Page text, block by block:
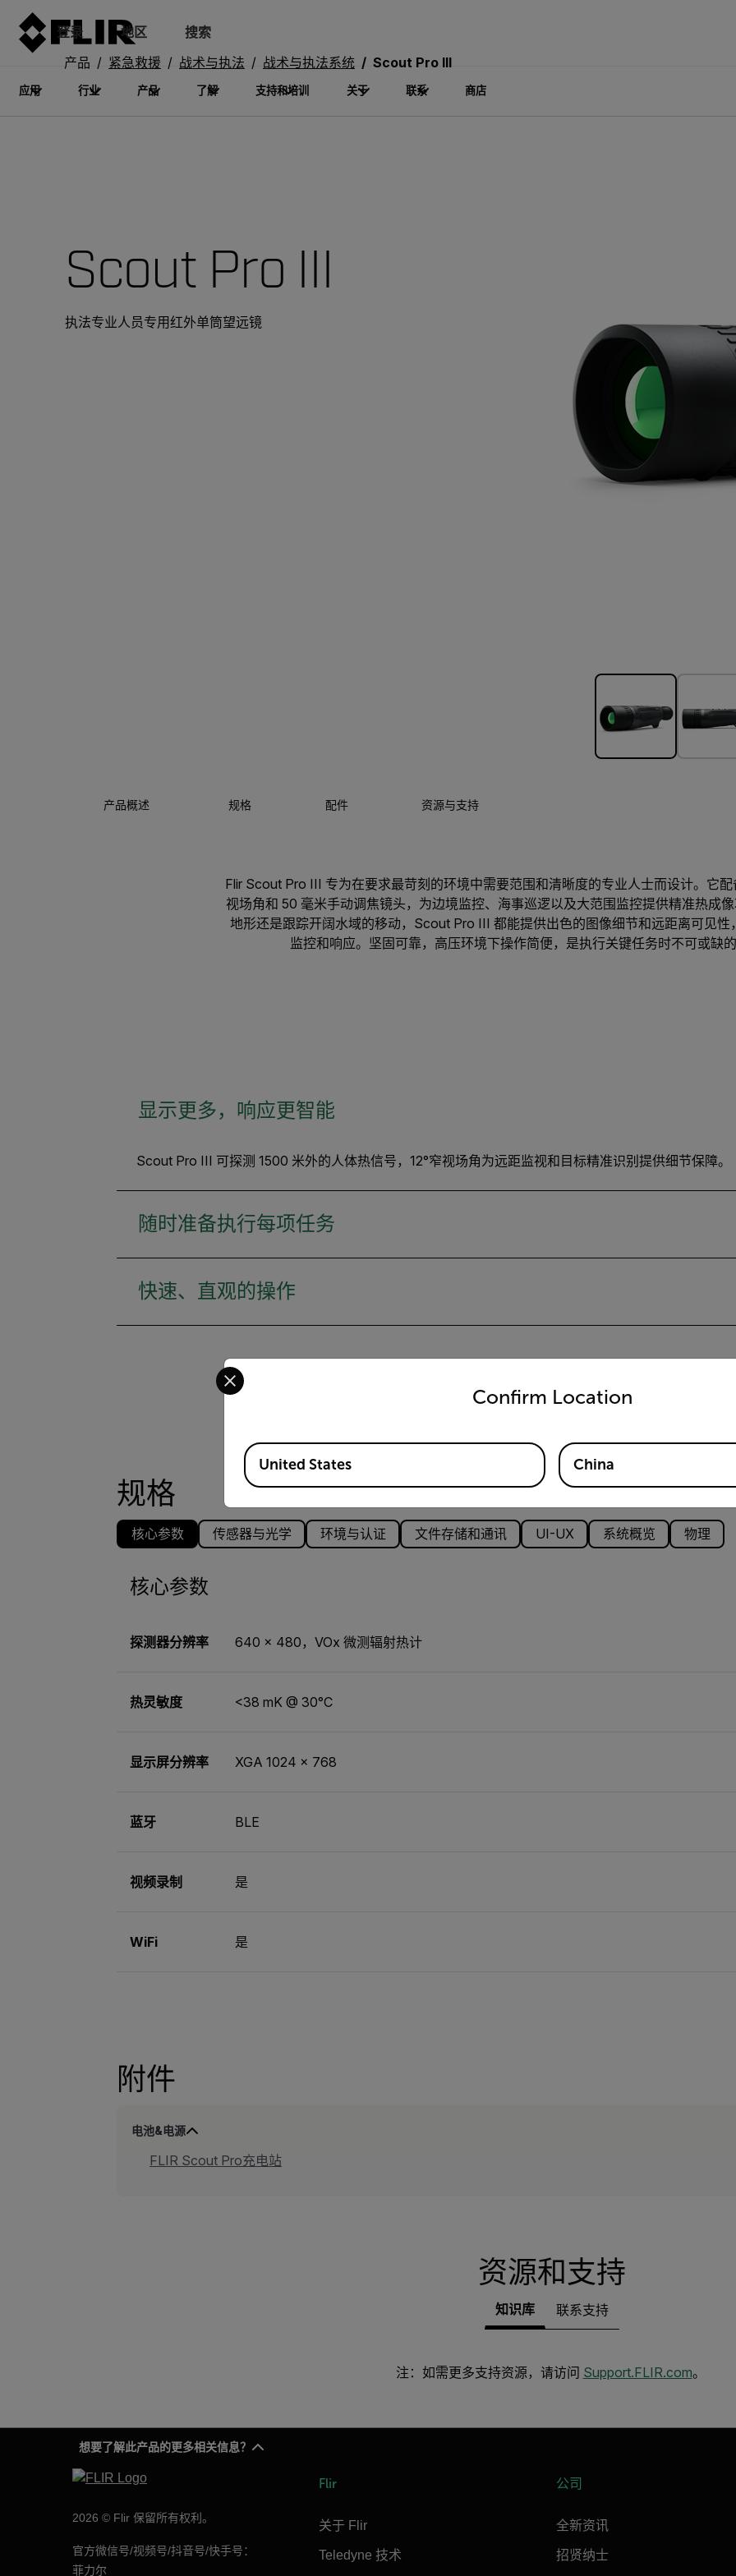
登录 地区 搜索
应用 行业 产品 了解 支持和培训 关于 联系 商店
产品 紧急救援 战术与执法 战术与执法系统 Scout Pro III
Scout Pro III
执法专业人员专用红外单筒望远镜
产品概述 规格 配件 资源与支持
Flir Scout Pro III 专为在要求最苛刻的环境中需要范围和清晰度的专业人士而设计。它配
视场角和 50 毫米手动调焦镜头，为边境监控、海事巡逻以及大范围监控提供精准热成
地形还是跟踪开阔水域的移动，Scout Pro III 都能提供出色的图像细节和远距离可见性
监控和响应。坚固可靠，高压环境下操作简便，是执行关键任务时不可或缺的
显示更多，响应更智能
Scout Pro III 可探测 1500 米外的人体热信号，12°窄视场角为远距监视和目标精准识别提供细节保障。
随时准备执行每项任务
快速、直观的操作
规格
核心参数 传感器与光学 环境与认证 文件存储和通讯 UI-UX 系统概览 物理
核心参数
探测器分辨率 640 × 480，VOx 微测辐射热计
热灵敏度 <38 mK @ 30°C
显示屏分辨率 XGA 1024 × 768
蓝牙 BLE
视频录制 是
WiFi 是
附件
电池&电源
FLIR Scout Pro充电站
资源和支持
知识库 联系支持
注：如需更多支持资源，请访问 Support.FLIR.com。
想要了解此产品的更多相关信息？
2026 © Flir 保留所有权利。
官方微信号/视频号/抖音号/快手号：
菲力尔
Flir
关于 Flir
Teledyne 技术
公司
全新资讯
招贤纳士
Confirm Location
Select your preferred country and language from the options below to access the
Available Locations
United States China